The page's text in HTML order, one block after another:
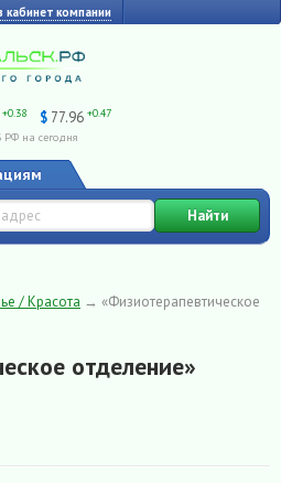
кабинет компании
+0.38 $ 77.96 +0.47
РФ на сегодня
Найти
/ Красота → «Физиотерапевтическое
отделение»